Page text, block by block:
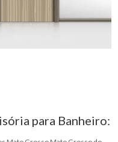
para Banheiro: